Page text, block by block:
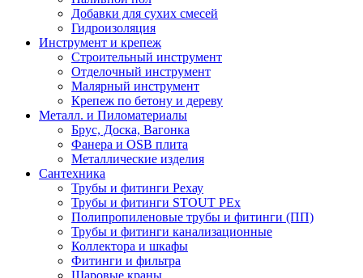
Добавки для сухих смесей
Гидроизоляция
Инструмент и крепеж
Строительный инструмент
Отделочный инструмент
Малярный инструмент
Крепеж по бетону и дереву
Металл. и Пиломатериалы
Брус, Доска, Вагонка
Фанера и OSB плита
Металлические изделия
Сантехника
Трубы и фитинги Рехау
Трубы и фитинги STOUT PEx
Полипропиленовые трубы и фитинги (ПП)
Трубы и фитинги канализационные
Коллектора и шкафы
Фитинги и фильтра
Шаровые краны